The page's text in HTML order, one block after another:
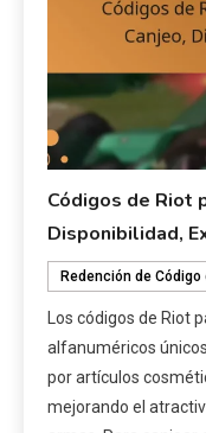
Códigos de Riot
Disponibilidad,
Redención de Código
Los códigos de Riot
alfanuméricos
por artículos
mejorando el